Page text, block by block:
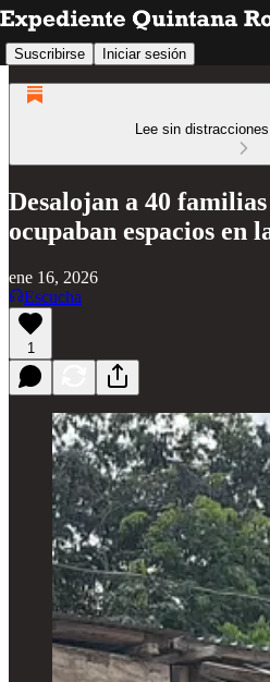
Suscribirse Iniciar sesión
Lee sin
Desalojan a 40
ocupaban espacios en
ene 16, 2026
Escucha
1